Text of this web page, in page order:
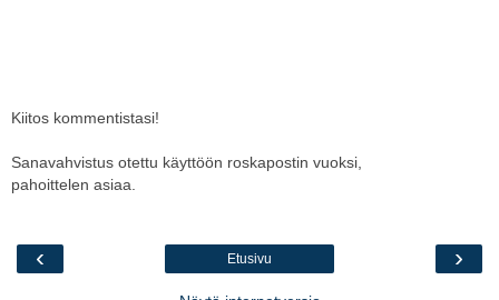
Kiitos kommentistasi!
Sanavahvistus otettu käyttöön roskapostin vuoksi,
pahoittelen asiaa.
‹ ›
Etusivu